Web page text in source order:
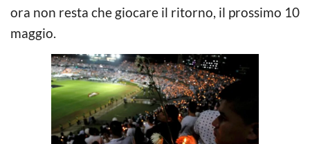
ora non resta che giocare il ritorno, il prossimo 10
maggio.